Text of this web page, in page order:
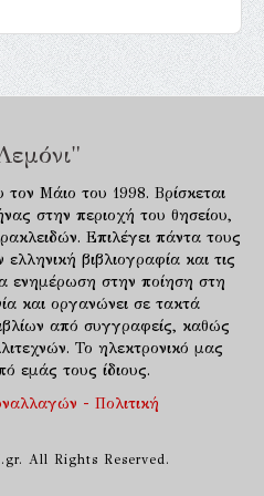
τον Μάιο του 1998. Βρίσκεται
στην περιοχή του θησείου,
Επιλέγει πάντα τους
βιβλιογραφία και τις
ενημέρωση στην ποίηση στη
και οργανώνει σε τακτά
από συγγραφείς, καθώς
Το ηλεκτρονικό μας
εμάς τους ίδιους.
- Πολιτική
All Rights Reserved.